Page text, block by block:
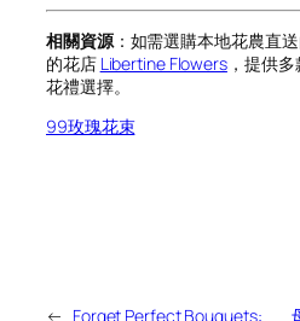
相關資源：如需選購本地花農直
的花店 Libertine Flowers，提供多
花禮選擇。
99玫瑰花束
← Forget Perfect Bouquets: